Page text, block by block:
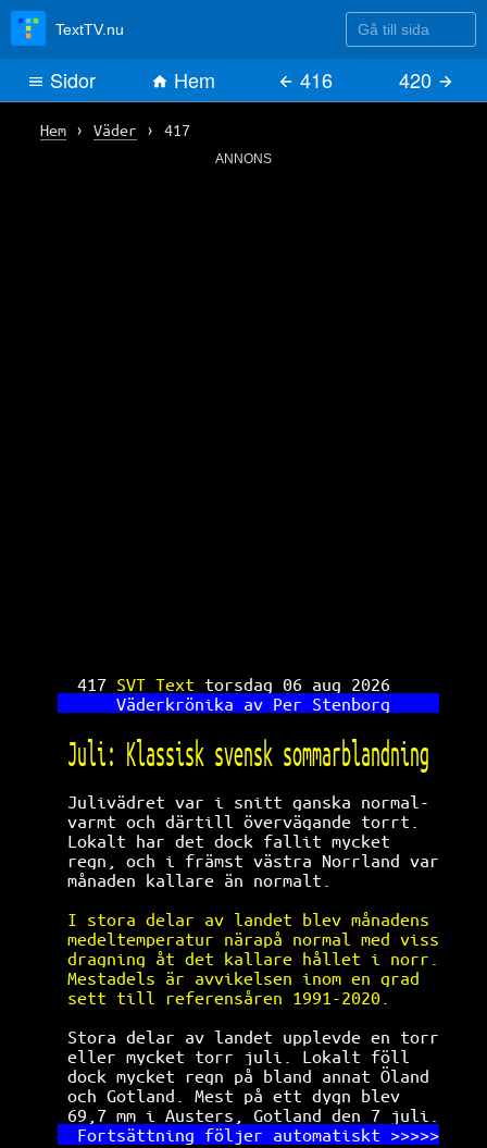
Hem› Väder › 417
ANNONS
417 SVT Text torsdag 06 aug 2026
Väderkrönika av Per Stenborg
Juli: Klassisk svensk sommarblandning
Julivädret var i snitt ganska normal-
varmt och därtill övervägande torrt.
Lokalt har det dock fallit mycket
regn, och i främst västra Norrland var
månaden kallare än normalt.
I stora delar av landet blev månadens
medeltemperatur närapå normal med viss
dragning åt det kallare hållet i norr.
Mestadels är avvikelsen inom en grad
sett till referensåren 1991-2020.
Stora delar av landet upplevde en torr
eller mycket torr juli. Lokalt föll
dock mycket regn på bland annat Öland
och Gotland. Mest på ett dygn blev
69,7 mm i Austers, Gotland den 7 juli.
Fortsättning följer automatiskt >>>>>
TextTV.nu Gå till sida
Sidor Hem 416 420